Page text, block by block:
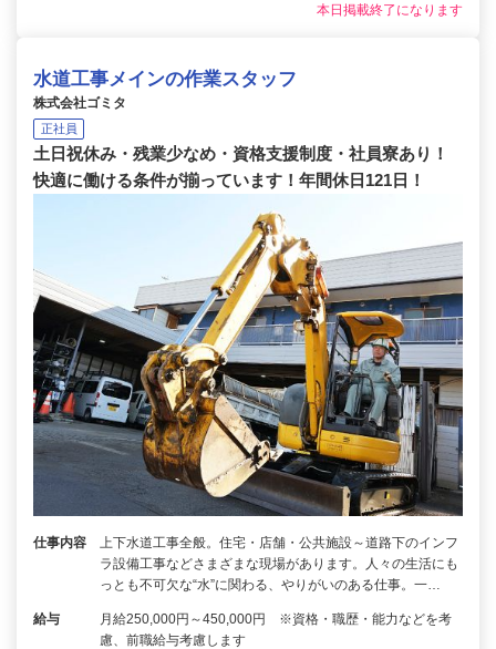
本日掲載終了になります
水道工事メインの作業スタッフ
株式会社ゴミタ
正社員
土日祝休み・残業少なめ・資格支援制度・社員寮あり！
快適に働ける条件が揃っています！年間休日121日！
仕事内容
上下水道工事全般。住宅・店舗・公共施設～道路下のインフ
ラ設備工事などさまざまな現場があります。人々の生活にも
っとも不可欠な“水”に関わる、やりがいのある仕事。一…
給与
月給250,000円～450,000円 ※資格・職歴・能⼒などを考
慮、前職給与考慮します